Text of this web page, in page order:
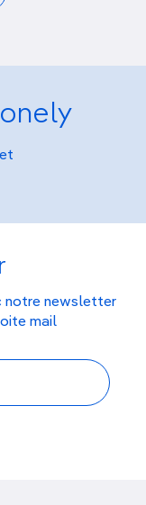
notre newsletter
mail